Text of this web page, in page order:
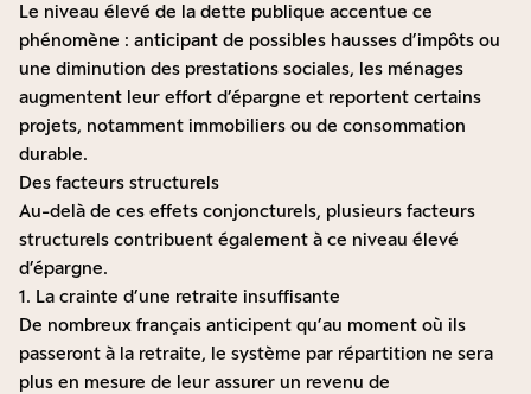
Le niveau élevé de la dette publique accentue ce
phénomène : anticipant de possibles hausses d’impôts ou
une diminution des prestations sociales, les ménages
augmentent leur effort d’épargne et reportent certains
projets, notamment immobiliers ou de consommation
durable.
Des facteurs structurels
Au-delà de ces effets conjoncturels, plusieurs facteurs
structurels contribuent également à ce niveau élevé
d’épargne.
1. La crainte d’une retraite insuffisante
De nombreux français anticipent qu’au moment où ils
passeront à la retraite, le système par répartition ne sera
plus en mesure de leur assurer un revenu de